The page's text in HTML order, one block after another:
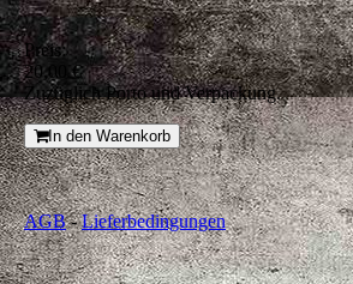
Preis:
20,00 €
Zuzüglich Porto und Verpackung.
In den Warenkorb
AGB-Lieferbedingungen